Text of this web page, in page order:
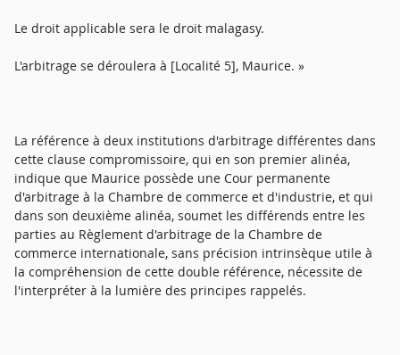
Le droit applicable sera le droit malagasy.
L'arbitrage se déroulera à [Localité 5], Maurice. »
La référence à deux institutions d'arbitrage différentes dans
cette clause compromissoire, qui en son premier alinéa,
indique que Maurice possède une Cour permanente
d'arbitrage à la Chambre de commerce et d'industrie, et qui
dans son deuxième alinéa, soumet les différends entre les
parties au Règlement d'arbitrage de la Chambre de
commerce internationale, sans précision intrinsèque utile à
la compréhension de cette double référence, nécessite de
l'interpréter à la lumière des principes rappelés.